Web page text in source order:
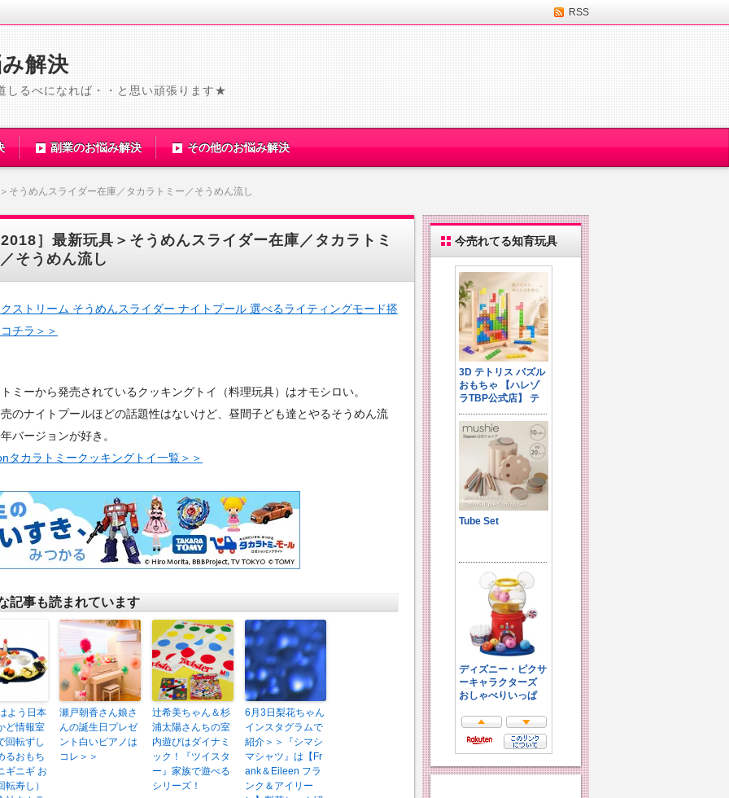
RSS
解決
しるべになれば・・と思い頑張ります★
副業のお悩み解決 その他のお悩み解決
そうめんスライダー在庫／タカラトミー／そうめん流し
2018］最新玩具＞そうめんスライダー在庫／タカラトミ
そうめん流し
クストリーム そうめんスライダー ナイトプール 選べるライティングモード搭
チラ＞＞
ミーから発売されているクッキングトイ（料理玩具）はオモシロい。
のナイトプールほどの話題性はないけど、昼間子ども達とやるそうめん流
バージョンが好き。
タカラトミークッキングトイ一覧＞＞
記事も読まれています
よう日本
ど情報室
回転ずし
るおもち
ギニギ お
転寿し）
瀬戸朝香さん娘さ
んの誕生日プレゼ
ント白いピアノは
コレ＞＞
辻希美ちゃん＆杉
浦太陽さんちの室
内遊びはダイナミ
ック！『ツイスタ
ー』家族で遊べる
シリーズ！
6月3日梨花ちゃん
インスタグラムで
紹介＞＞『シマシ
マシャツ』は【Fr
ank＆Eileen フラ
ンク＆アイリー
今売れてる知育玩具